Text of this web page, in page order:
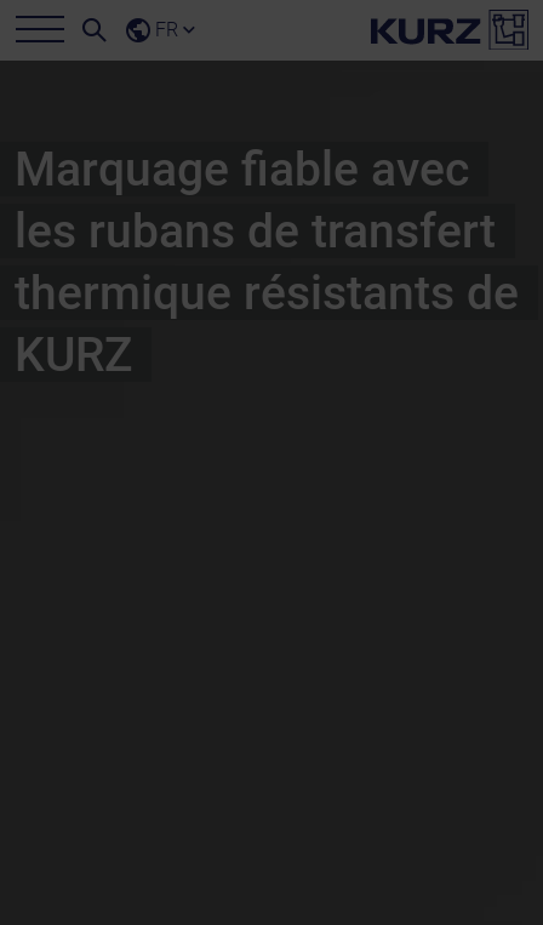
FR
Marquage fiable avec
les rubans de transfert
thermique résistants de
KURZ